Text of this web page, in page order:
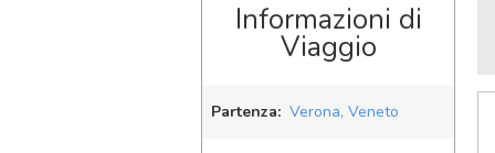
Informazioni di
Viaggio
Partenza: Verona, Veneto